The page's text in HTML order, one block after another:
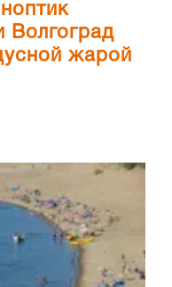
Волгоград
жарой